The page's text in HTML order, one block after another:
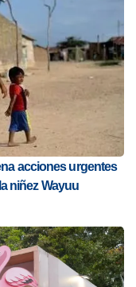
acciones urgentes
niñez Wayuu